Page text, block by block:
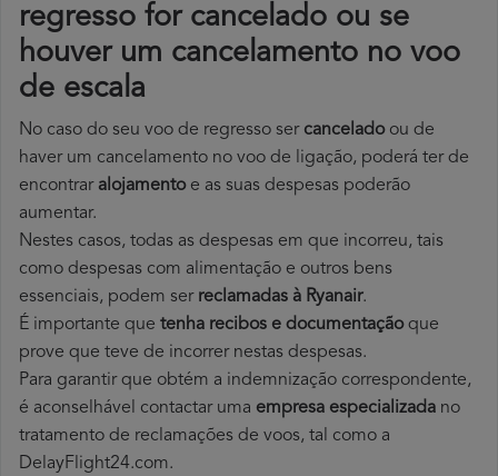
regresso for cancelado ou se
houver um cancelamento no voo
de escala
No caso do seu voo de regresso ser canceladoou de
haver um cancelamento no voo de ligação, poderá ter de
encontrar alojamentoe as suas despesas poderão
aumentar.
Nestes casos, todas as despesas em que incorreu, tais
como despesas com alimentação e outros bens
essenciais, podem ser reclamadas à Ryanair.
É importante que tenha recibos e documentaçãoque
prove que teve de incorrer nestas despesas.
Para garantir que obtém a indemnização correspondente,
é aconselhável contactar uma empresa especializada no
tratamento de reclamações de voos, tal como a
DelayFlight24.com.